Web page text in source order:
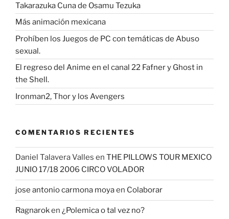
Takarazuka Cuna de Osamu Tezuka
Más animación mexicana
Prohíben los Juegos de PC con temáticas de Abuso
sexual.
El regreso del Anime en el canal 22 Fafner y Ghost in
the Shell.
Ironman2, Thor y los Avengers
COMENTARIOS RECIENTES
Daniel Talavera Valles en THE PILLOWS TOUR MEXICO
JUNIO 17/18 2006 CIRCO VOLADOR
jose antonio carmona moyaen Colaborar
Ragnaroken ¿Polemica o tal vez no?